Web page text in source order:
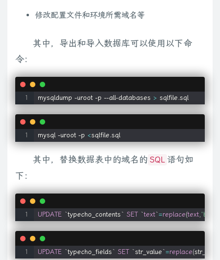
修改配置文件和环境所需域名等
其中，导出和导入数据库可以使用以下命
令：
mysqldump -uroot -p --all-databases > sqlfile.sql
mysql -uroot -p <sqlfile.sql
其中，替换数据表中的域名的 SQL 语句如
下：
UPDATE `typecho_contents ` SET `text`=replace(text,
UPDATE `typecho_fields ` SET `str_value `=replace(